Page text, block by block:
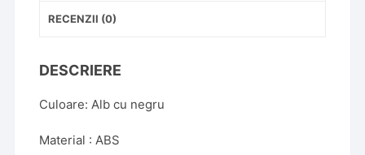
RECENZII (0)
DESCRIERE
Culoare: Alb cu negru
Material : ABS